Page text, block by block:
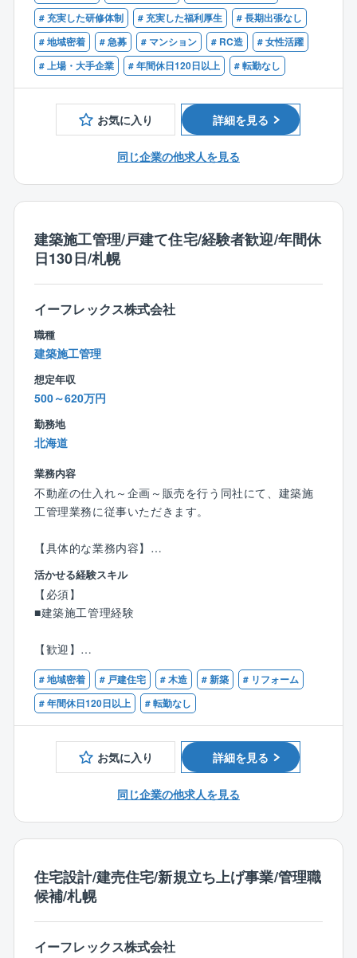
す。空間を作り上げていく「ものづくり」の楽しさだ
けでなく、実際に運用されていることからも仕事の意
義を実感できます！
また、以前担当したオーナー様、もしくは管理会社様
から「別物件も宜しく頼むよ！」とお声がけ頂けるこ
とは非常にうれしいですし、より良い提案をしていく
ことモチベーションにもつながります。
◎テレワークOK
オフィス出社、在宅勤務の活用が可能です。
一日あたり3～4物件程度を巡回して点検していただき
ます。
※ピット内での閉所作業や屋上の高架水槽点検など、上
り下りが発生する業務です
※管理組合の理事会や総会等に出席することは原則あり
※施工管理の立会いなどもありません
社用車を使っての移動
↓
建物内外や設備に関する劣化状況を点検、写真撮影
↓
現地でスマホもしくは事務所PCにて、点検結果を定型
の報告書フォームに入力・写真貼付
■このポジションの意義：
電気や水道、消防設備、エレベーターなどが壊れたり
古くなったりすると、住んでいる人の安全や大切なも
ことで、そういった事故やトラブルを未然に防ぐこと
ができます。
安全がしっかり守られていると、住んでいる方たちも
安心して暮らせます。
また、定期的な点検と必要な修理を行うことで、マン
ションの傷みを防ぎ、長く価値を保つことができま
す。
■このポジションの魅力
・一つとして同じ建物はないので、点検するたびに新
しい発見があります。
断する感覚があるので楽しく感じます。
・訪問先で「今日は紅葉がきれいだった」「駅前に新
しい商業施設が完成したな」など、自然との関わりや
変わりゆく街並みを感じることができます。
■働き方
【時差出勤制度】
ることができます（事前許可制）。
また、有給休暇の半日利用と組み合わせると更に柔軟
な働き方も可能です。
勤務時間例
【歓迎】
・建築・消防・給排水・電気などの有資格者歓迎
・マンションやビル等の建築もしくは設備の管理経験
者
▼そのほか歓迎資格
・施工管理技士（建築・管・電気等）
・電験（電気主任技術者）
・ボイラー技士
・危険物取扱者
▼そのほか歓迎経験
・ゼネコン、サブコン等での建築工事の施工管理
# 充実した研修体制
# 充実した福利厚生
# 長期出張なし
# 地域密着
# 急募 # マンション # RC造
# 女性活躍
# 上場・大手企業
# 年間休日120日以上 # 転勤なし
お気に入り 詳細を見る
同じ企業の他求人を見る
建築施工管理/戸建て住宅/経験者歓迎/年間休
日130日/札幌
イーフレックス株式会社
職種
建築施工管理
想定年収
500～620万円
勤務地
北海道
業務内容
不動産の仕入れ～企画～販売を行う同社にて、建築施
工管理業務に従事いただきます。
【具体的な業務内容】
■住宅リフォーム、建設工事における工程、品質、原価
の管理業務
■現場の管理、下請業者との打ち合わせ
※現場で予定通り工事が進められるよう段取りを組んだ
っていただきます。
～おすすめポイント～
同社は2015年の設立以来、不動産買取再販事業や不動
産売買仲介事業を行い、右肩上がりの成長を続けてい
この度地域のニーズにお応えするため、新築戸建事業
を立ち上げました。
今回新規事業のスタートアップメンバーとして建築施
工管理をお任せします。
インセンティブ制度（賞与年3回）があり、利益は努力
する社員に還元するシステムで高収入とやりがいを得
■入社後の流れ
活かせる経験スキル
【必須】
■建築施工管理経験
【歓迎】
■建築士、建築施工管理技士の資格をお持ちの方
# 地域密着 # 戸建住宅 # 木造 # 新築
# リフォーム
# 年間休日120日以上
# 転勤なし
お気に入り 詳細を見る
同じ企業の他求人を見る
住宅設計/建売住宅/新規立ち上げ事業/管理職
候補/札幌
イーフレックス株式会社